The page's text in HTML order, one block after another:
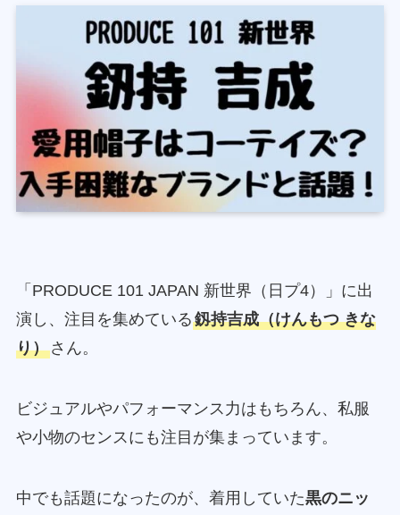
「PRODUCE 101 JAPAN 新世界（日プ4）」に出
演し、注目を集めている釼持吉成（けんもつ きな
り）さん。
ビジュアルやパフォーマンス力はもちろん、私服
や小物のセンスにも注目が集まっています。
中でも話題になったのが、着用していた黒のニッ